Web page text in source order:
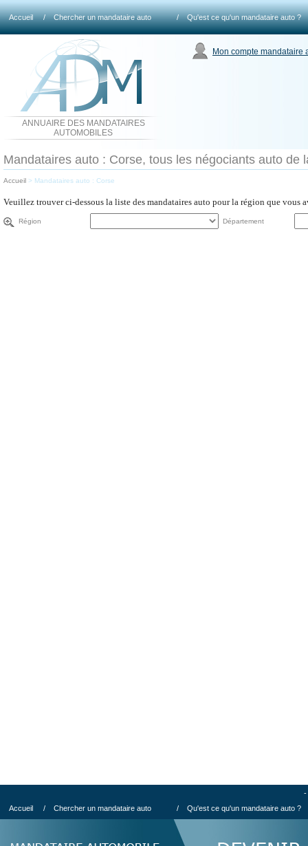
Accueil / Chercher un mandataire auto / Qu'est ce qu'un mandataire auto ?
ANNUAIRE DES MANDATAIRES
AUTOMOBILES
Mon compte mandataire
Mandataires auto : Corse, tous les négociants auto de
Accueil > Mandataires auto : Corse
Veuillez trouver ci-dessous la liste des mandataires auto pour la région que vous
Région Département
-
Accueil
/ Chercher un mandataire auto / Qu'est ce qu'un mandataire auto ?